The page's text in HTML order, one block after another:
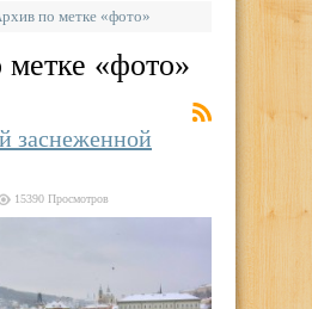
по метке «фото»
«фото»
заснеженной
15390 Просмотров